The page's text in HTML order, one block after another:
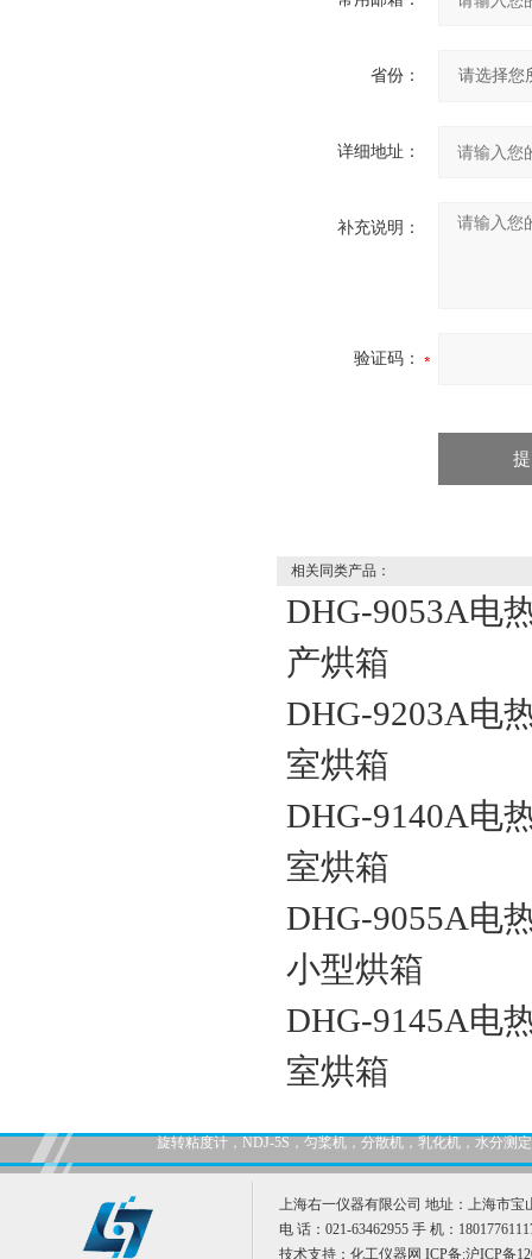
省份：
详细地址：
补充说明：
验证码：
相关同类产品：
DHG-9053A电
产烘箱
DHG-9203A电
室烘箱
DHG-9140A电
室烘箱
DHG-9055A电
小型烘箱
DHG-9145A电
室烘箱
旋转粘度计，NDJ-5S，匀桨机，分散机，乳化机，水分测
上海右一仪器有限公司 地址：上海市宝
电 话：021-63462955 手 机：
技术支持： 化工仪器网 ICP备:沪ICP备